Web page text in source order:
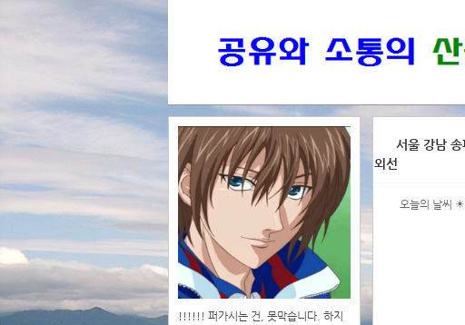
!!!!!! 퍼가시는 건, 못막습니다. 하지
서울 강남
외선
오늘의 날씨 ☀